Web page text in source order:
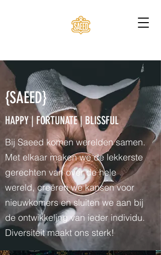
{SAEED}
HAPPY | FORTUNATE | BLISSFUL
Bij Saeed komen werelden samen.
Met elkaar maken we de lekkerste
gerechten van over de hele
wereld, creëren we kansen voor
nieuwkomers en sluiten we aan bij
de ontwikkeling van ieder individu.
Diversiteit maakt ons sterk!